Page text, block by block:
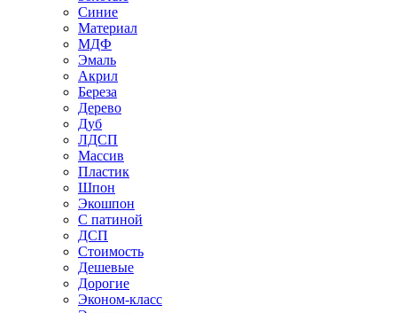
Синие
Материал
МДФ
Эмаль
Акрил
Береза
Дерево
Дуб
ЛДСП
Массив
Пластик
Шпон
Экошпон
С патиной
ДСП
Стоимость
Дешевые
Дорогие
Эконом-класс